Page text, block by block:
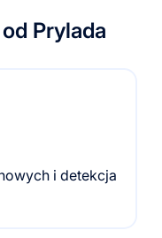
Prylada
i detekcja